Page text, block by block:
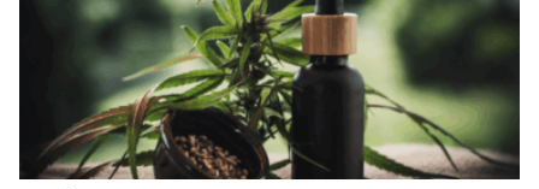
https://doi.org/10.1016/S0212-5382(03)71862-7
Gunderson, C. (2012). Celulitis: definición, etiología y
manifestaciones clínicas. Am J Med.
Rodríguez Ferran, L., Puigarnau Vallhonrat, R., Fasheh
Youssef, W., Ribó Aristazábal, J. L.,
Luaces Cubells, C., & Pou Fernández, J. (2000). Celulitis